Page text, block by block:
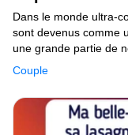
Couple
Dans le monde ultra-
sont devenus comme
une grande partie de
y retrouver un peu de
ce qui apaise l’esprit
un coussin, une
Jessica M, n’a pas
spécial, plutôt cher.